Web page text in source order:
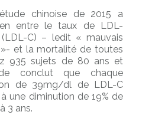
chinoise de 2015 a
entre le taux de LDL-
C) – ledit « mauvais
et la mortalité de toutes
935 sujets de 80 ans et
conclut que chaque
de 39mg/dl de LDL-C
une diminution de 19% de
3 ans.